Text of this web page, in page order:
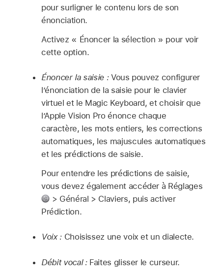
pour surligner le contenu lors de son
énonciation.
Activez « Énoncer la sélection » pour voir
cette option.
Énoncer la saisie : Vous pouvez configurer
l’énonciation de la saisie pour le clavier
virtuel et le Magic Keyboard, et choisir que
l’Apple Vision Pro énonce chaque
caractère, les mots entiers, les corrections
automatiques, les majuscules automatiques
et les prédictions de saisie.
Pour entendre les prédictions de saisie,
vous devez également accéder à Réglages
> Général > Claviers, puis activer
Prédiction.
Voix : Choisissez une voix et un dialecte.
Débit vocal : Faites glisser le curseur.